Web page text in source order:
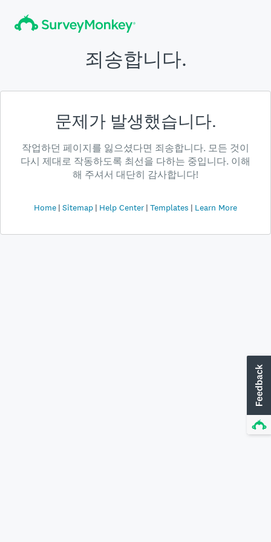
죄송합니다.
문제가 발생했습니다.
작업하던 페이지를 잃으셨다면 죄송합니다. 모든 것이
다시 제대로 작동하도록 최선을 다하는 중입니다. 이해
해 주셔서 대단히 감사합니다!
Home Sitemap Help Center Templates Learn More